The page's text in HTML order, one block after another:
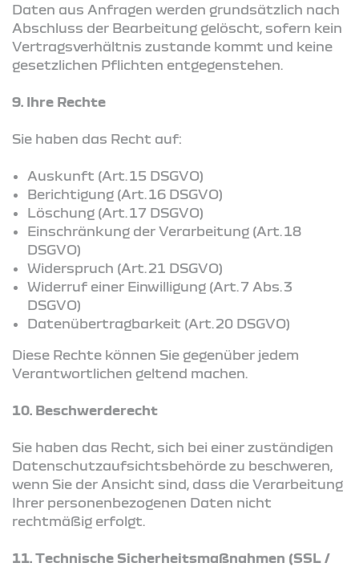
Daten aus Anfragen werden grundsätzlich nach
Abschluss der Bearbeitung gelöscht, sofern kein
Vertragsverhältnis zustande kommt und keine
gesetzlichen Pflichten entgegenstehen.
9. Ihre Rechte
Sie haben das Recht auf:
Auskunft (Art. 15 DSGVO)
Berichtigung (Art. 16 DSGVO)
Löschung (Art. 17 DSGVO)
Einschränkung der Verarbeitung (Art. 18
DSGVO)
Widerspruch (Art. 21 DSGVO)
Widerruf einer Einwilligung (Art. 7 Abs. 3
DSGVO)
Datenübertragbarkeit (Art. 20 DSGVO)
Diese Rechte können Sie gegenüber jedem
Verantwortlichen geltend machen.
10. Beschwerderecht
Sie haben das Recht, sich bei einer zuständigen
Datenschutzaufsichtsbehörde zu beschweren,
wenn Sie der Ansicht sind, dass die Verarbeitung
Ihrer personenbezogenen Daten nicht
rechtmäßig erfolgt.
11. Technische Sicherheitsmaßnahmen (SSL /